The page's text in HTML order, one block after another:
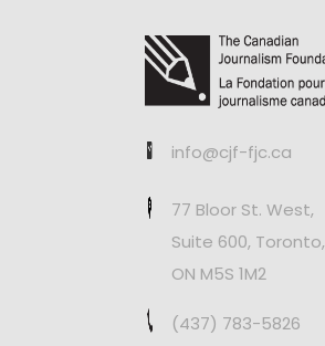
info@cjf-fjc.ca
77 Bloor St. West,
Suite 600, Toronto,
ON M5S 1M2
(437) 783-5826